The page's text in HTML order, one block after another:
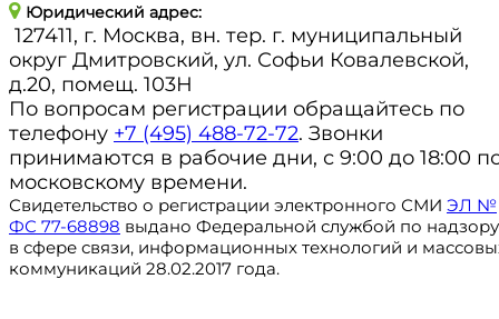
Юридический адрес:
127411, г. Москва, вн. тер. г. муниципальный
округ Дмитровский, ул. Софьи Ковалевской,
д.20, помещ. 103Н
По вопросам регистрации обращайтесь по
телефону +7 (495) 488-72-72. Звонки
принимаются в рабочие дни, с 9:00 до 18:00
московскому времени.
Свидетельство о регистрации электронного СМИ ЭЛ №
ФС 77-68898 выдано Федеральной службой по надзору
в сфере связи, информационных технологий и
коммуникаций 28.02.2017 года.